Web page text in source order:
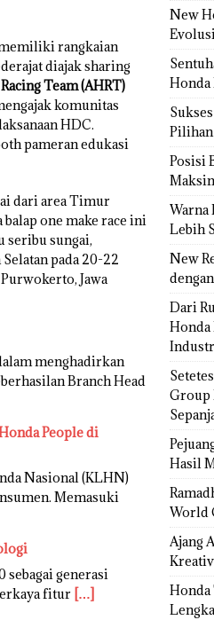
rangkaian
diajak sharing
Team (AHRT)
komunitas
HDC.
pameran edukasi
dari area Timur
balap one make race ini
seribu sungai,
pada 20-22
Jawa
menghadirkan
Branch Head
People di
Nasional (KLHN)
Memasuki
sebagai generasi
fitur […]
New
Honda
Pilihan
Posisi
Warna
Lebih
New
Dari
Honda
Group
Hasil
World
Ajang
Honda